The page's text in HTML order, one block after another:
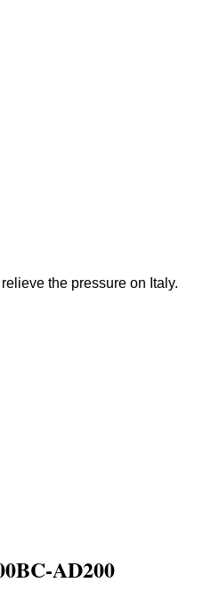
the pressure on Italy.
AD200